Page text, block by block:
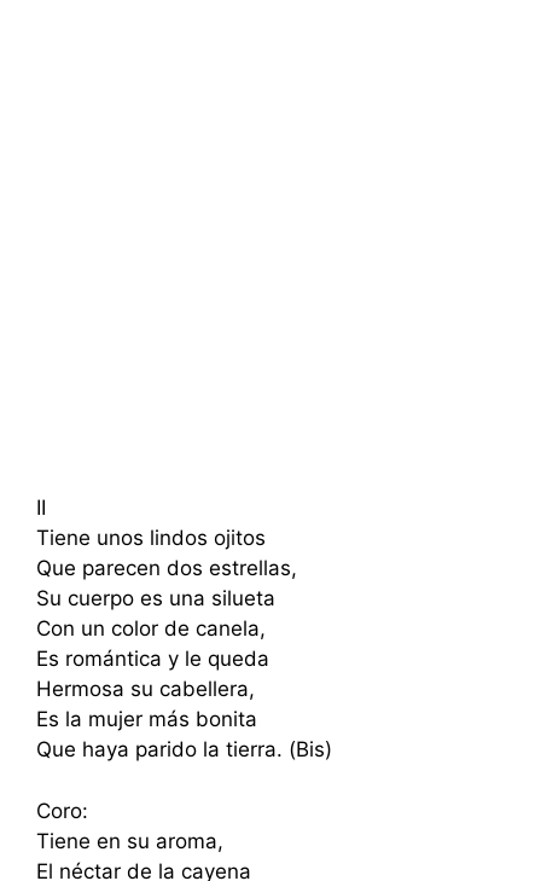
II
Tiene unos lindos ojitos
Que parecen dos estrellas,
Su cuerpo es una silueta
Con un color de canela,
Es romántica y le queda
Hermosa su cabellera,
Es la mujer más bonita
Que haya parido la tierra. (Bis)
Coro:
Tiene en su aroma,
El néctar de la cayena